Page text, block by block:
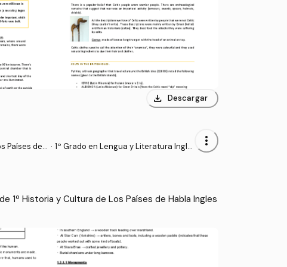
download Descargar
Países de · 1º Grado en Lengua y Literatura Ingle
more_vert
1º Historia y Cultura de Los Países de Habla Ingles